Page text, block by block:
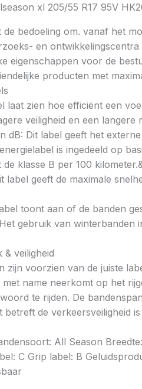
xl 205/55 R17 95V
de bedoeling om. vanaf het
en
eigenschappen voor de
producten met
laat zien hoe efficiënt een
veiligheid en een langere
dB: Dit label geeft het
is ingedeeld op
klasse B per 100
label geeft de maximale
toont aan of de banden
gebruik van winterbanden
veiligheid
zijn voorzien van de juiste
met name neerkomt op het
te rijden. De
betreft de verkeersveiligheid
All Season
C Grip label: B